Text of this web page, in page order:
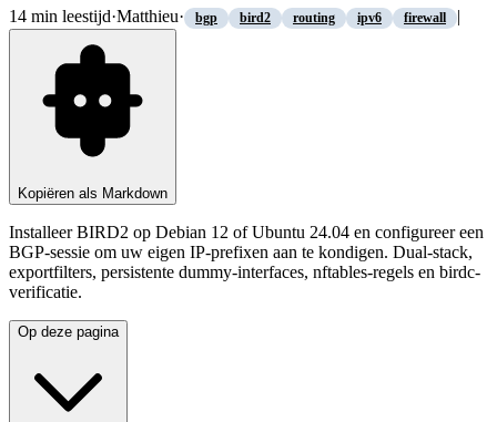
14 min leestijd·Matthieu· bgp bird2 routing ipv6 firewall |
Kopiëren als Markdown
Installeer BIRD2 op Debian 12 of Ubuntu 24.04 en configureer een
BGP-sessie om uw eigen IP-prefixen aan te kondigen. Dual-stack,
exportfilters, persistente dummy-interfaces, nftables-regels en birdc-
verificatie.
Op deze pagina